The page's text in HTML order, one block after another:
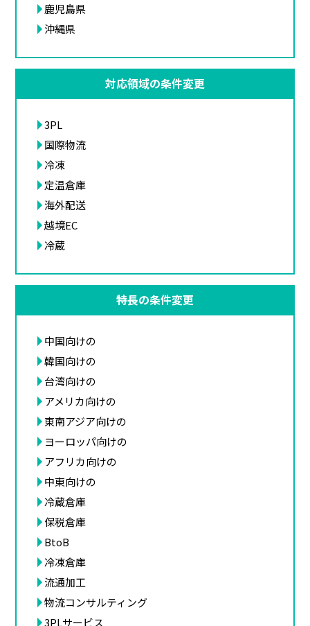
鹿児島県
沖縄県
対応領域の条件変更
3PL
国際物流
冷凍
定温倉庫
海外配送
越境EC
冷蔵
特長の条件変更
中国向けの
韓国向けの
台湾向けの
アメリカ向けの
東南アジア向けの
ヨーロッパ向けの
アフリカ向けの
中東向けの
冷蔵倉庫
保税倉庫
BtoB
冷凍倉庫
流通加工
物流コンサルティング
3PLサービス